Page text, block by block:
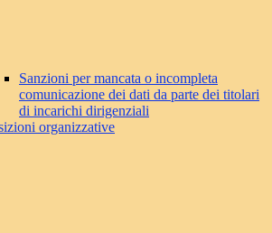
Sanzioni per mancata o incompleta
comunicazione dei dati da parte dei titolari
di incarichi dirigenziali
organizzative